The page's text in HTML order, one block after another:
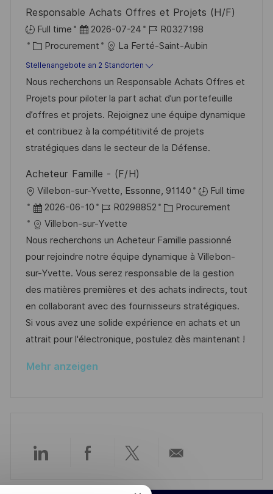
n
g
ö
f
f
e
n
t
l
i
c
Responsable Achats Offres et Projets (H/F)
Full time
D
a
t
u
m
d
e
r
e
r
ö
f
f
e
n
t
l
c
u
2026-07-24
J
o
b
-
I
D
R0327198
K
a
t
e
g
o
r
e
Procurement La Ferté-Saint-Aubin
Stellenangebote an 2 Standorten
Nous recherchons un Responsable Achats Offres et
Projets pour piloter la part achat d’un portefeuille
d’offres et projets. Rejoignez une équipe dynamique
et contribuez à la compétitivité de projets
stratégiques dans le secteur de la Défense.
Acheteur Famille - (F/H)
O
r
t
Villebon-sur-Yvette, Essonne, 91140
Full time
D
a
t
u
m
d
e
r
V
r
l
2026-06-10
J
o
b
-
I
D
R0298852
K
t
e
g
o
r
i
e
Procurement
Villebon-sur-Yvette
Nous recherchons un Acheteur Famille passionné
pour rejoindre notre équipe dynamique à Villebon-
sur-Yvette. Vous serez responsable de la gestion
des matières premières et des achats indirects, tout
en collaborant avec des fournisseurs stratégiques.
Si vous avez une solide expérience en achats et un
attrait pour l'électronique, postulez dès maintenant !
Mehr anzeigen
Über
Über
Über